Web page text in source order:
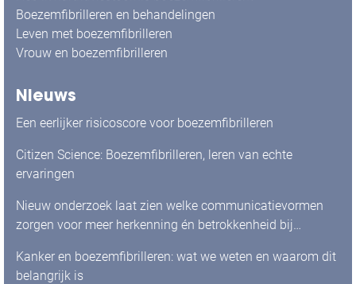
Boezemfibrilleren en behandelingen
Leven met boezemfibrilleren
Vrouw en boezemfibrilleren
Nieuws
Een eerlijker risicoscore voor boezemfibrilleren
Citizen Science: Boezemfibrilleren, leren van echte
ervaringen
Nieuw onderzoek laat zien welke communicatievormen
zorgen voor meer herkenning én betrokkenheid bij
Kanker en boezemfibrilleren: wat we weten en waarom dit
belangrijk is